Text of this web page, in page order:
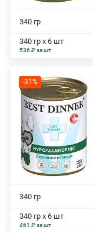
340 гр
340 гр х 6 шт
536 ₽ за шт
-31%
340 гр
340 гр х 6 шт
461 ₽ за шт